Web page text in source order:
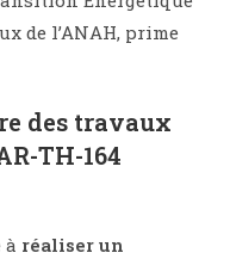
de l’ANAH, prime
des travaux
TH-164
à réaliser un